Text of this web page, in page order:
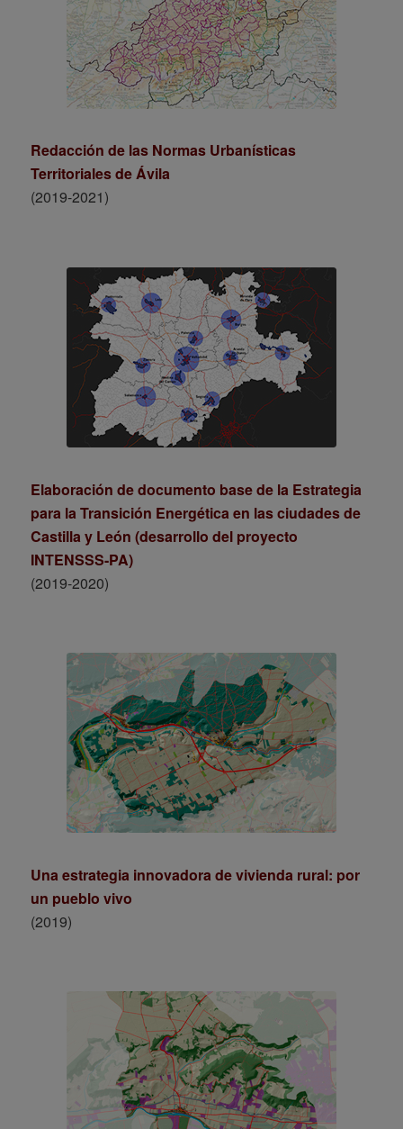
Redacción de las Normas Urbanísticas
Territoriales de Ávila
(2019-2021)
Elaboración de documento base de la Estrategia
para la Transición Energética en las ciudades de
Castilla y León (desarrollo del proyecto
INTENSSS-PA)
(2019-2020)
Una estrategia innovadora de vivienda rural: por
un pueblo vivo
(2019)